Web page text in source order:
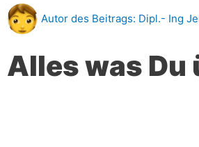
Autor des Beitrags: Dipl.- Ing
Alles was